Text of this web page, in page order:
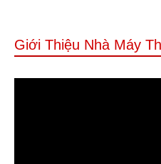
Giới Thiệu Nhà Máy